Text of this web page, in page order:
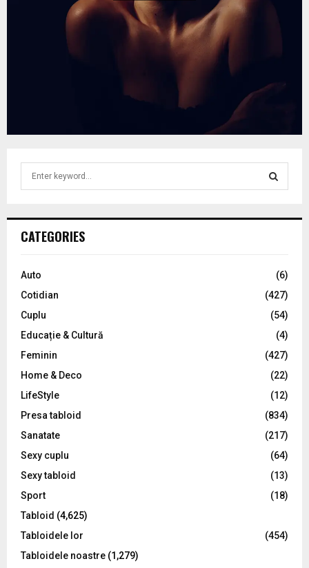
h
o
:
C
CATEGORIES
Auto
(6)
Cotidian
(427)
Cuplu
(54)
Educație & Cultură
(4)
Feminin
(427)
Home & Deco
(22)
LifeStyle
(12)
Presa tabloid
(834)
Sanatate
(217)
Sexy cuplu
(64)
Sexy tabloid
(13)
Sport
(18)
Tabloid (4,625)
Tabloidele lor
(454)
Tabloidele noastre (1,279)